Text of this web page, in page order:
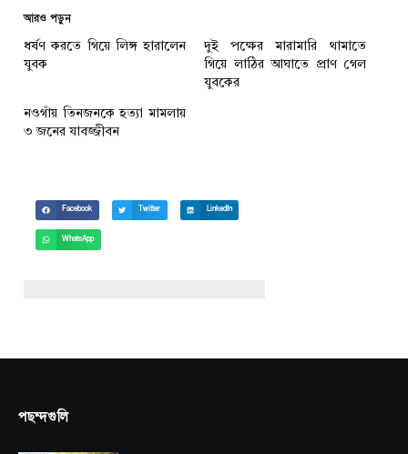
আরও পড়ুন
ধর্ষণ করতে গিয়ে লিঙ্গ হারালেন
যুবক
দুই পক্ষের মারামারি থামাতে
গিয়ে লাঠির আঘাতে প্রাণ গেল
যুবকের
নওগাঁয় তিনজনকে হত্যা মামলায়
৩ জনের যাবজ্জীবন
Facebook Twitter LinkedIn
WhatsApp
পছন্দগুলি